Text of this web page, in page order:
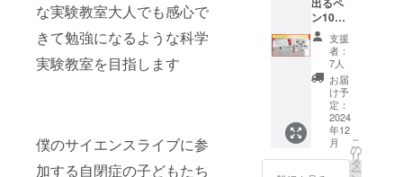
な実験教室大人でも感心で
きて勉強になるような科学
実験教室を目指します
僕のサイエンスライブに参
加する自閉症の子どもたち
塩] Mg
Al Si S
Cl[塩化
ビニル]
Ca Sc
Ti V Cr
Mn Fe
Ni Cu
Zn Ge
As[鶏冠
石] Zr
Nb Y
ズ 肩
幅49/胸
囲132/
着丈
114/袖
丈60.5
4Lサイ
ズ 肩
幅51/胸
囲138/
着丈
人が小
さな一
歩を踏
み出す
こと
で、地
球環境
を守る
ために
大きな
変化を
ゼン環
と
ニュー
トンの
リンゴ
を掛け
合わせ
た可愛
いベン
ゼンリ
ンゴを
採用。
ン10本
セッ
ト】 裏
面には
偉大な
科学者
達の紹
介とプ
レゼン
トした
子供の
支援
者：
7人
お届
け予
定：
2024
年12
月
こ
の
リ
タ
ー